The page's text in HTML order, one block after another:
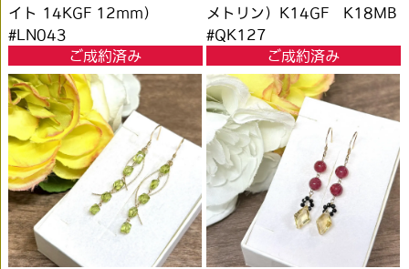
イト 14KGF 12mm）
#LN043
ご成約済み
メトリン）K14GF K18MB
#QK127
ご成約済み